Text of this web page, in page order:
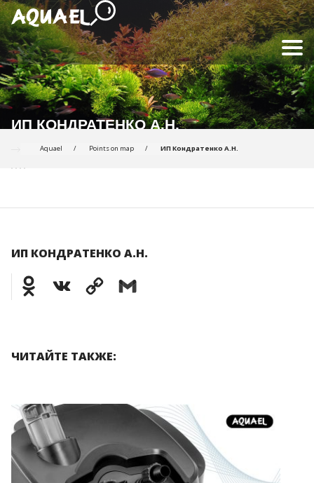
ИП КОНДРАТЕНКО А.Н.
Aquael Points on map ИП Кондратенко А.Н.
ИП КОНДРАТЕНКО А.Н.
Odnoklassniki Copy
Link
ЧИТАЙТЕ ТАКЖЕ: